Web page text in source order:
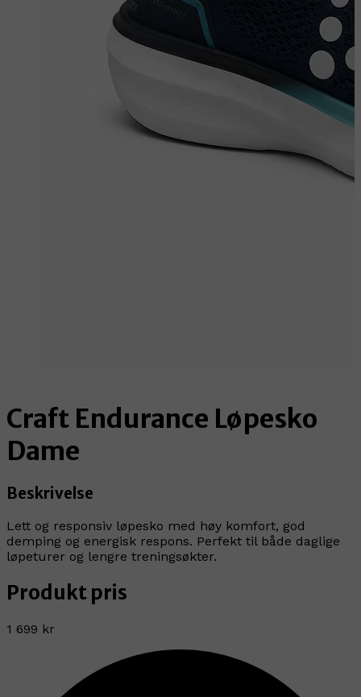
Craft Endurance Løpesko
Dame
Beskrivelse
Lett og responsiv løpesko med høy komfort, god
demping og energisk respons. Perfekt til både daglige
løpeturer og lengre treningsøkter.
Produkt pris
1 699 kr